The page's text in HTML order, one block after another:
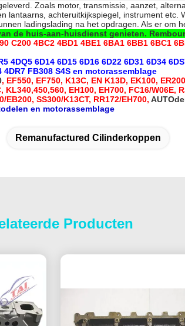
Zoals motor, transmissie, aanzet,
lantaarns, achteruitkijkspiegel, instrument etc.
ladingslading na het opdragen. Als er om
de huis-aan-huisdienst genieten.
C200 4BC2 4BD1 4BE1 6BA1 6BB1 6BC1
4DQ5 6D14 6D15 6D16 6D22 6D31 6D34
4DR7 FB308 S4S en motorassemblage
, EF550, EF750, K13C, EN K13D, EK100,
EH100, EH700, FC16/W06E,
EB200, SS300/K13CT, RR172/EH700,
en motorassemblage
Remanufactured Cilinderkoppen
Producten